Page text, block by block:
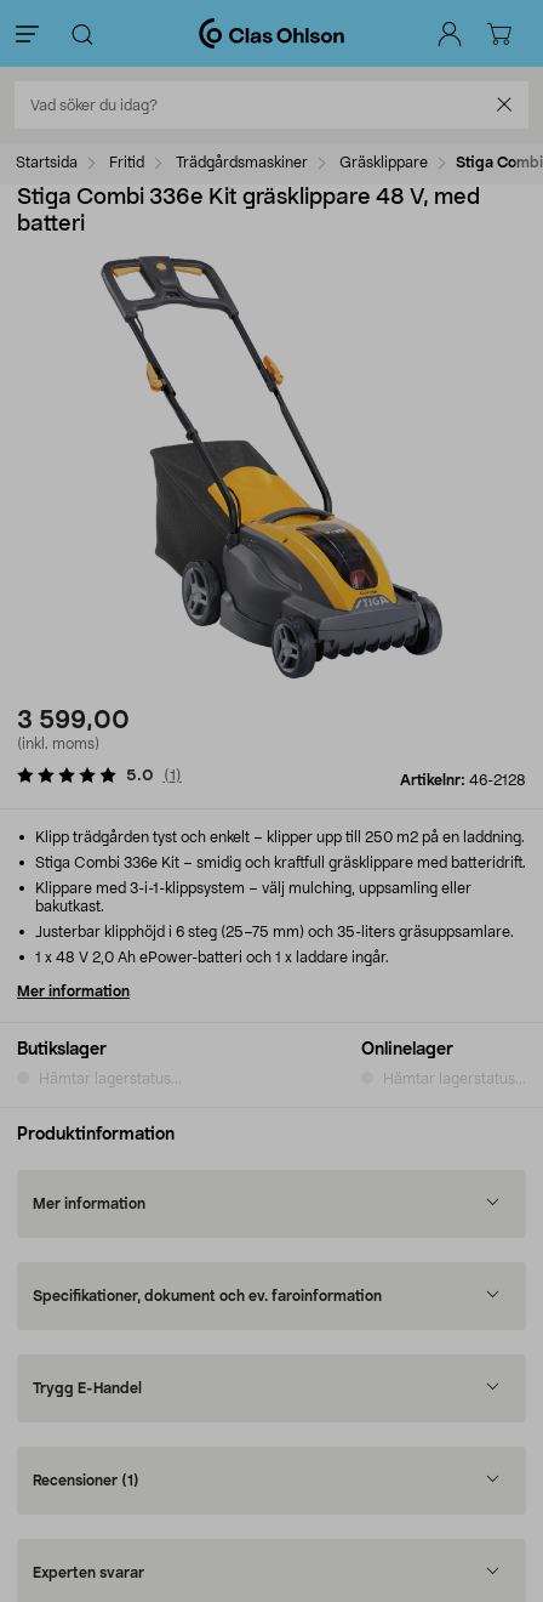
Startsida Fritid Trädgårdsmaskiner Gräsklippare Stiga
Stiga Combi 336e Kit gräsklippare 48 V, med
batteri
3 599,00
(inkl. moms)
Artikelnr: 46-2128
5.0 (1 )
Butikslager
Hämtar lagerstatus...
Onlinelager
Hämtar lagerstatus...
Klipp trädgården tyst och enkelt – klipper upp till 250 m2 på en laddning.
Stiga Combi 336e Kit – smidig och kraftfull gräsklippare med batteridrift.
Klippare med 3-i-1-klippsystem – välj mulching, uppsamling eller
bakutkast.
Justerbar klipphöjd i 6 steg (25–75 mm) och 35-liters gräsuppsamlare.
1 x 48 V 2,0 Ah ePower-batteri och 1 x laddare ingår.
Mer information
Produktinformation
Mer information
Specifikationer, dokument och ev. faroinformation
Trygg E-Handel
Recensioner (1)
Experten svarar